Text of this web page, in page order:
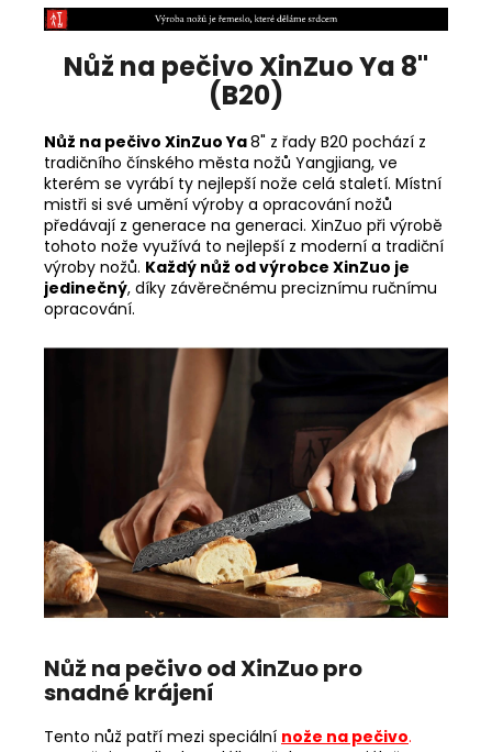
Nůž na pečivo XinZuo Ya 8"
(B20)
Nůž na pečivo XinZuo Ya8" z řady B20 pochází z
tradičního čínského města nožů Yangjiang, ve
kterém se vyrábí ty nejlepší nože celá staletí. Místní
mistři si své umění výroby a opracování nožů
předávají z generace na generaci. XinZuo při výrobě
tohoto nože využívá to nejlepší z moderní a tradiční
výroby nožů. Každý nůž od výrobce XinZuo je
jedinečný, díky závěrečnému preciznímu ručnímu
opracování.
Nůž na pečivo od XinZuo pro
snadné krájení
Tento nůž patří mezi speciální nože na pečivo.